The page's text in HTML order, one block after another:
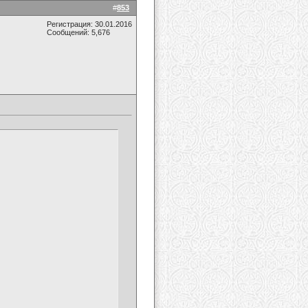
#853
Регистрация: 30.01.2016
Сообщений: 5,676